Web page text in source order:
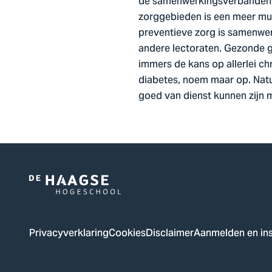
zorggebieden is een meer
preventieve zorg is
andere lectoraten. Gezonde
immers de kans op allerlei
diabetes, noem maar op.
goed van dienst kunnen zijn
Logo
De
Haagse
PrivacyverklaringCookiesDisclaimerAanmelden en